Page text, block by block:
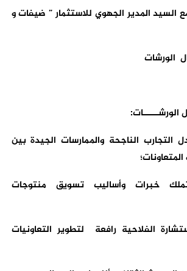
مع السيد المدير الجهوي للاستثمار ” ضيفات و
التجارب الناجحة والممارسات الجيدة بين
خبرات وأساليب تسويق منتوجات
الفلاحية رافعة لتطوير التعاونيات